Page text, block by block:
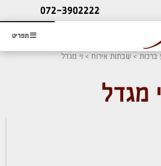
תפריט
ליעוץ חינם
והזמנת כרטיס שמחות
072-3902222
ברכות > שבתות אירוח > וי מגדל
מגדל